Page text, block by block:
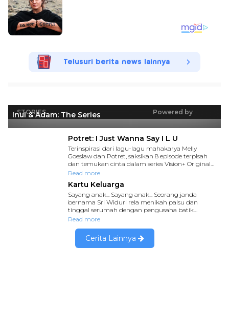
Telusuri berita news lainnya